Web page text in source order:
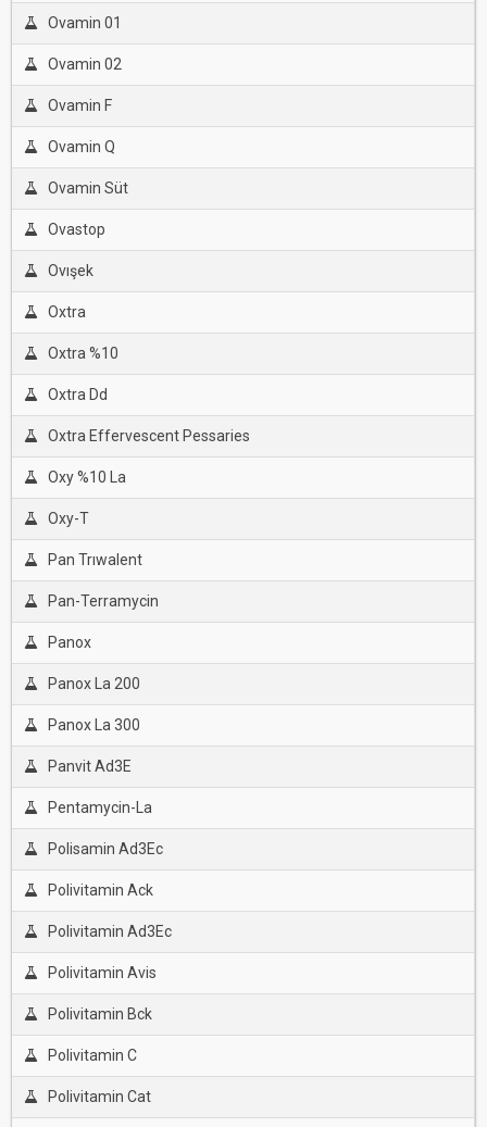
Ovamin 01
Ovamin 02
Ovamin F
Ovamin Q
Ovamin Süt
Ovastop
Ovışek
Oxtra
Oxtra %10
Oxtra Dd
Oxtra Effervescent Pessaries
Oxy %10 La
Oxy-T
Pan Trıwalent
Pan-Terramycin
Panox
Panox La 200
Panox La 300
Panvit Ad3E
Pentamycin-La
Polisamin Ad3Ec
Polivitamin Ack
Polivitamin Ad3Ec
Polivitamin Avis
Polivitamin Bck
Polivitamin C
Polivitamin Cat